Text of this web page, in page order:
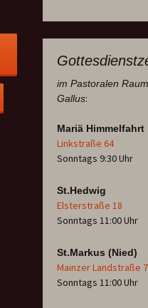
im Pastoralen
Gallus:
Mariä Himmelfahrt
Linkstraße 64
Sonntags 9:30 Uhr
St.Hedwig
Elsterstraße 18
Sonntags 11:00 Uhr
St.Markus (Nied)
Mainzer Landstraße
Sonntags 11:00 Uhr